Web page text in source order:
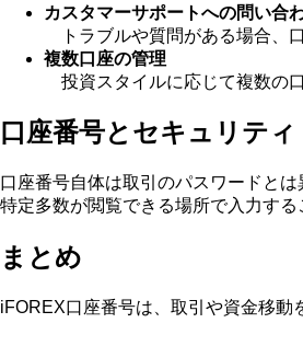
カスタマーサポートへの問い合
トラブルや質問がある場合、
複数口座の管理
投資スタイルに応じて複数の
口座番号とセキュリティ
口座番号自体は取引のパスワードと
特定多数が閲覧できる場所で入力す
まとめ
iFOREX口座番号は、取引や資金移動